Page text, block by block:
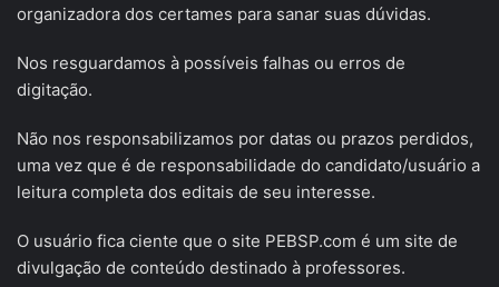
organizadora dos certames para sanar suas dúvidas.
Nos resguardamos à possíveis falhas ou erros de
digitação.
Não nos responsabilizamos por datas ou prazos perdidos,
uma vez que é de responsabilidade do candidato/usuário a
leitura completa dos editais de seu interesse.
O usuário fica ciente que o site PEBSP.com é um site de
divulgação de conteúdo destinado à professores.